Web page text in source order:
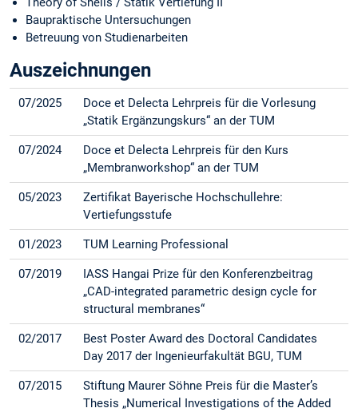
Baupraktische Untersuchungen
Betreuung von Studienarbeiten
Auszeichnungen
07/2025
Doce et Delecta Lehrpreis für die Vorlesung
„Statik Ergänzungskurs“ an der TUM
07/2024
Doce et Delecta Lehrpreis für den Kurs
„Membranworkshop“ an der TUM
05/2023
Zertifikat Bayerische Hochschullehre:
Vertiefungsstufe
01/2023 TUM Learning Professional
07/2019
IASS Hangai Prize für den Konferenzbeitrag
„CAD-integrated parametric design cycle for
structural membranes“
02/2017
Best Poster Award des Doctoral Candidates
Day 2017 der Ingenieurfakultät BGU, TUM
07/2015
Stiftung Maurer Söhne Preis für die Master’s
Thesis „Numerical Investigations of the Added